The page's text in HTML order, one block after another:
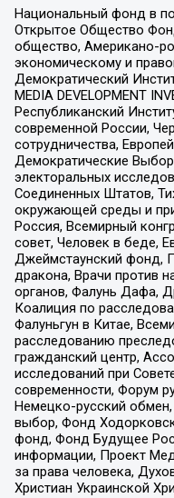
Национальный фонд в
Открытое Общество
общество, Американо-
экономическому и
Демократический
MEDIA DEVELOPMENT
Республиканский
современной России,
сотрудничества,
Демократические
электоральных
Соединенных Штатов,
окружающей среды и
Россия, Всемирный
совет, Человек в беде,
Джеймстаунский фонд,
дракона, Врачи против
органов, Фалунь Дафа,
Коалиция по
Фалуньгун в Китае,
расследованию
гражданский центр,
исследований при
современности, Форум
Немецко-русский
выбор, Фонд
фонд, Фонд Будущее
информации, Проект
за права человека,
Христиан Украинской